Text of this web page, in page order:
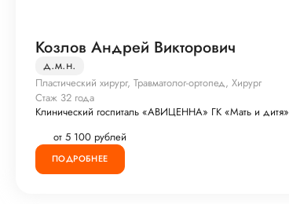
Козлов Андрей Викторович
д.м.н.
Пластический хирург, Травматолог-ортопед, Хирург
Стаж 32 года
Клинический госпиталь «АВИЦЕННА» ГК «Мать и дитя»
от 5 100 рублей
ПОДРОБНЕЕ